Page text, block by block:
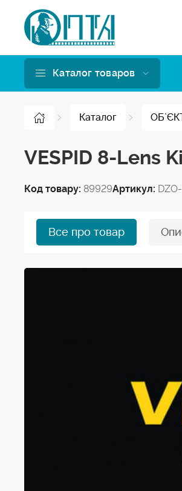
Каталог товаров
Каталог
VESPID 8-Lens
Код товару: 89929Артикул:
Все про товар